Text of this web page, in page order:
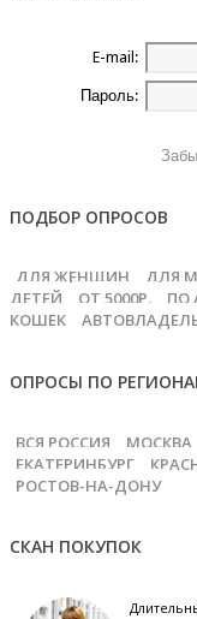
E-mail:
Пароль:
ПОДБОР ОПРОСОВ
ДЛЯ ЖЕНЩИН ДЛЯ
ДЕТЕЙ
ОТ 5000Р. ПО
КОШЕК
ОПРОСЫ ПО
ВСЯ РОССИЯ МОСКВА
ЕКАТЕРИНБУРГ
РОСТОВ-НА-ДОНУ
СКАН ПОКУПОК